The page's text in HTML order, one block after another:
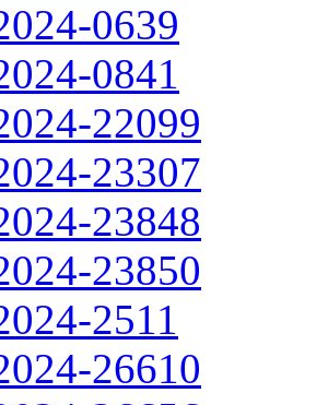
0639
0841
22099
23307
23848
23850
2511
26610